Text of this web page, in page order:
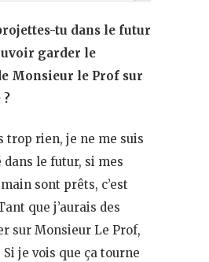
tu dans le futur
garder le
Monsieur le Prof sur
trop rien, je ne me suis
le futur, si mes
sont prêts, c’est
que j’aurais des
sur Monsieur Le Prof,
je vois que ça tourne